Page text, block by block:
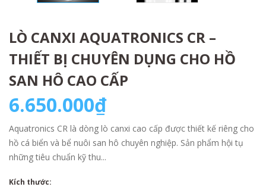
LÒ CANXI AQUATRONICS CR –
THIẾT BỊ CHUYÊN DỤNG CHO HỒ
SAN HÔ CAO CẤP
6.650.000₫
Aquatronics CR là dòng lò canxi cao cấp được thiết kế riêng cho
hồ cá biển và bể nuôi san hô chuyên nghiệp. Sản phẩm hội tụ
những tiêu chuẩn kỹ thu...
Kích thước: